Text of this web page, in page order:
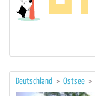
Deutschland > Ostsee >